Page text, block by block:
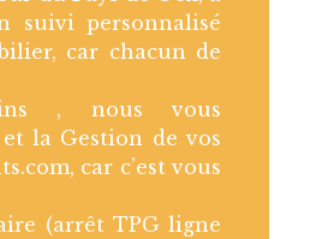
suivi personnalisé
car chacun de
, nous vous
la Gestion de vos
car c’est vous
(arrêt TPG ligne